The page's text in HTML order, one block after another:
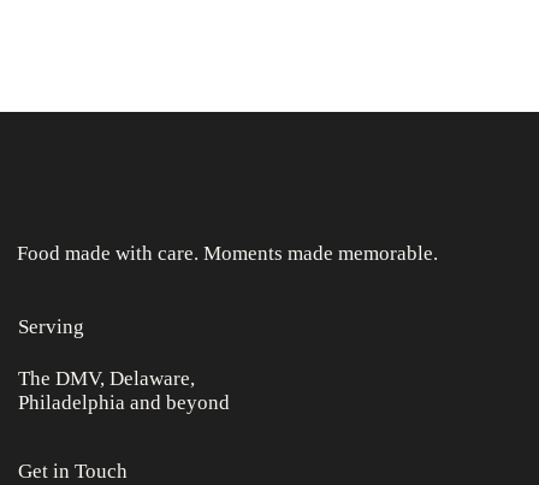
Food made with care. Moments made memorable.
Serving
The DMV, Delaware,
Philadelphia and beyond
Get in Touch